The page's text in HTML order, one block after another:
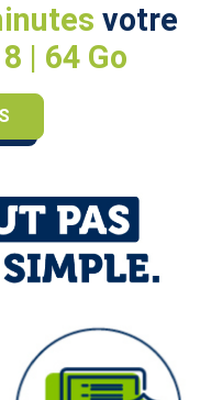
votre
| 64 Go